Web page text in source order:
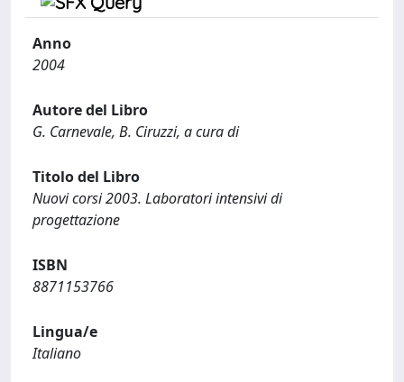
Anno
2004
Autore del Libro
G. Carnevale, B. Ciruzzi, a cura di
Titolo del Libro
Nuovi corsi 2003. Laboratori intensivi di
progettazione
ISBN
8871153766
Lingua/e
Italiano